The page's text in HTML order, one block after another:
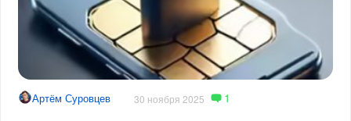
Артём Суровцев 30 ноября 2025 1